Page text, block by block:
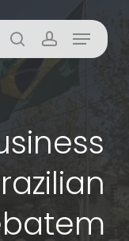
buscaaccount
Menu